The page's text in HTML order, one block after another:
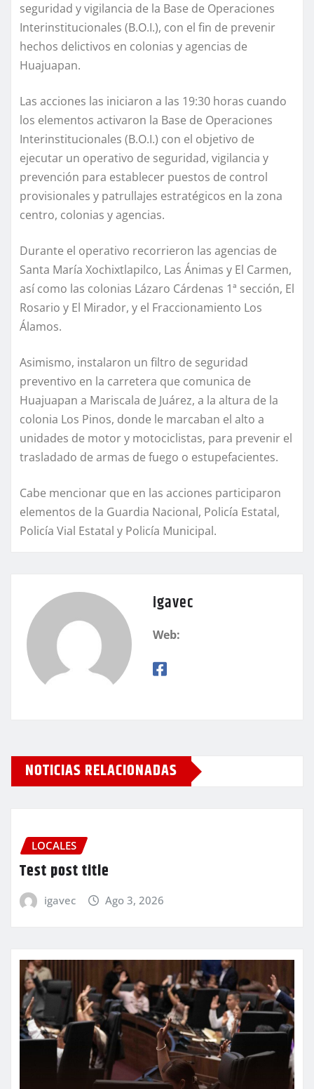
seguridad y vigilancia de la Base de Operaciones
Interinstitucionales (B.O.I.), con el fin de prevenir
hechos delictivos en colonias y agencias de
Huajuapan.
Las acciones las iniciaron a las 19:30 horas cuando
los elementos activaron la Base de Operaciones
Interinstitucionales (B.O.I.) con el objetivo de
ejecutar un operativo de seguridad, vigilancia y
prevención para establecer puestos de control
provisionales y patrullajes estratégicos en la zona
centro, colonias y agencias.
Durante el operativo recorrieron las agencias de
Santa María Xochixtlapilco, Las Ánimas y El Carmen,
así como las colonias Lázaro Cárdenas 1ª sección, El
Rosario y El Mirador, y el Fraccionamiento Los
Álamos.
Asimismo, instalaron un filtro de seguridad
preventivo en la carretera que comunica de
Huajuapan a Mariscala de Juárez, a la altura de la
colonia Los Pinos, donde le marcaban el alto a
unidades de motor y motociclistas, para prevenir el
trasladado de armas de fuego o estupefacientes.
Cabe mencionar que en las acciones participaron
elementos de la Guardia Nacional, Policía Estatal,
Policía Vial Estatal y Policía Municipal.
igavec
Web:
NOTICIAS RELACIONADAS
LOCALES
Test post title
igavec Ago 3, 2026